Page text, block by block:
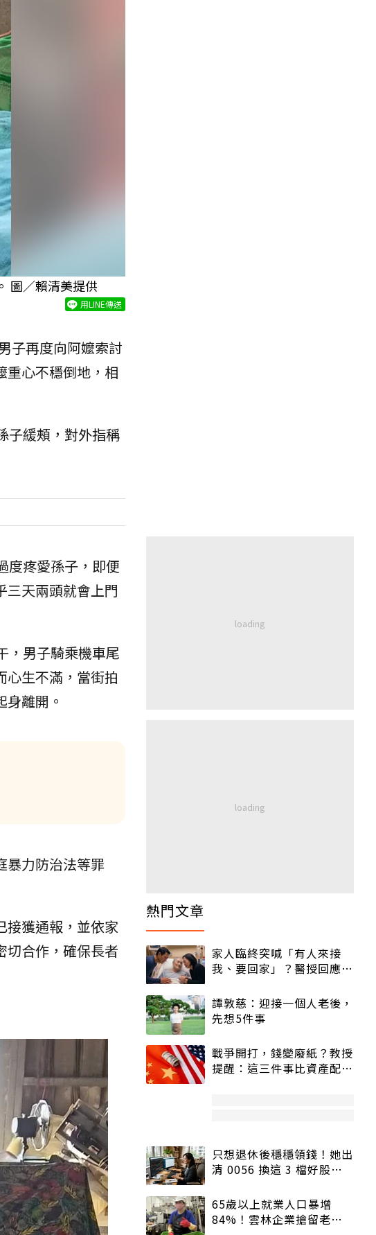
圖／賴清美提供
用LINE傳送
子再度向阿嬤索討
重心不穩倒地，相
子緩頰，對外指稱
度疼愛孫子，即便
三天兩頭就會上門
，男子騎乘機車尾
心生不滿，當街拍
離開。
暴力防治法等罪
接獲通報，並依家
切合作，確保長者
熱門文章
家人臨終突喊「有人來接
我、要回家」？醫授回應方
譚敦慈：迎接一個人老後，
先想5件事
戰爭開打，錢變廢紙？教授
提醒：這三件事比資產配置
只想退休後穩穩領錢！她出
清 0056 換這 3 檔好股：
65歲以上就業人口暴增
84%！雲林企業搶留老員